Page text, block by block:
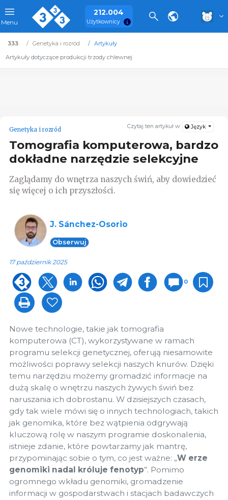
Menu
212.004
Użytkownicy
333 Genetyka i rozród
Artykuły
Artykuły dotyczące produkcji trzody chlewnej
Czytaj ten artykuł w: Język
Genetyka i rozród
Tomografia komputerowa, bardzo
dokładne narzędzie selekcyjne
Zaglądamy do wnętrza naszych świń, aby dowiedzieć
się więcej o ich przyszłości.
J. Sánchez-Osorio
Obserwuj
17 październik 2025
0
Nowe technologie, takie jak tomografia
komputerowa (CT), wykorzystywane w ramach
programu selekcji genetycznej, oferują niesamowite
możliwości poprawy selekcji naszych knurów. Dzięki
temu narzędziu możemy gromadzić informacje na
dużą skalę o wnętrzu naszych żywych świń bez
naruszania ich dobrostanu. W dzisiejszych czasach,
gdy tak wiele mówi się o innych technologiach, takich
jak genomika, które bez wątpienia odgrywają
kluczową rolę w naszym programie doskonalenia,
istnieje zdanie, które powtarzamy jak mantrę,
przypominając sobie o tym, co jest ważne: „W erze
genomiki nadal króluje fenotyp”. Pomimo
ogromnego wkładu genomiki, gromadzenie
informacji w gospodarstwach i stacjach badawczych